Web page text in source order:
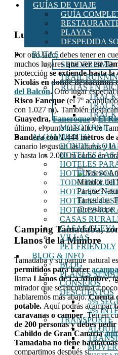
GUÍAS DE VIAJE
GUÍA
PLAYAS
DESPEDIDA
RUTAS
SENDERISMO
TRAIL
RUTAS EN
MOTO TRAIL
ALOJAMIENTO
DÓNDE
HOTELES LAS
HOTELES
HOTELES
TODO
HOTELES 5
HOTELES 4
HOTELES
CASAS
CASAS CUEVA
VILLAS
PET FRIENDLY
BLOG & INFO
BLOG
PLANES
CONSEJOS
DESCUENTOS
5%
5%
TRANSPORTE
Lugares que visitar y
Por otro lado, debes tener en
muchos lugaresque ver en
protección se extiende hasta
Nicolás en donde
del Balcón. Otro lugar especial
Risco Faneque (el 7º
con 1.027 m). También
Guayedra,FaneroqueyEl
último, el punto más alto de
Bandera con 1.444 metros de
canario le gustan las alturas y
y hasta los 2.000 m como en
Mirador del
Parque
Tamadaba.
@reyskope
Camping Tamadaba,
Llanos de la Mimbre
Tamadaba y su parque natural
permitidos parahacer
llama Llanos de La Mimbre,
mirador que se encuentra a
hablaremos más abajo.Cuenta
potable. Aquí podrás acampar
caravanas o camper. Ten en
de 200 personas y debes
Cabildo de Gran Canaria
Tamadaba no tiene barbacoas
compartimos después sí.